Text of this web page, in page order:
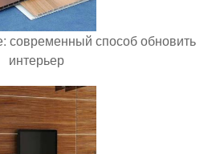
современный способ обновить
интерьер